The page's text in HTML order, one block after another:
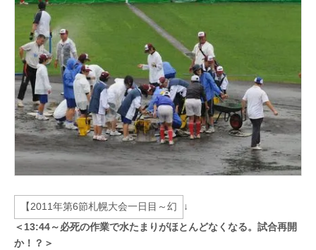
↓
＜13:44～必死の作業で水たまりがほとんどなくなる。試合再開
か！？＞